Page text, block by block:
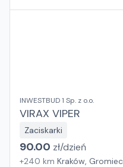
INWESTBUD 1 Sp. z o.o.
VIRAX VIPER
Zaciskarki
90.00 zł/dzień
+240 km Kraków, Gromiec